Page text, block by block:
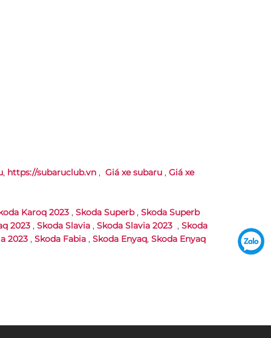
, https://subaruclub.vn, Giá xe subaru, Giá xe
Karoq 2023, Skoda Superb, Skoda Superb
2023, Skoda Slavia, Skoda Slavia 2023, Skoda
2023, Skoda Fabia, Skoda Enyaq, Skoda Enyaq